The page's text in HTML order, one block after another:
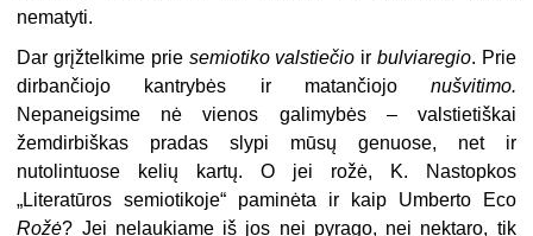
nematyti.
Dar grįžtelkime priesemiotiko vals­tiečio ir bulviaregio. Prie
dirbančiojo kantrybės ir matančiojonušvitimo.
Nepaneigsime nė vienos galimybės – valstietiškai
žemdirbiškas pradas sly­pi mūsų genuose, net ir
nutolintuose kelių kartų. O jei rožė, K. Nastopkos
„Literatūros semiotikoje“ paminėta ir kaip Umberto Eco
Rožė? Jei nelaukia­me iš jos nei pyrago, nei nektaro, tik